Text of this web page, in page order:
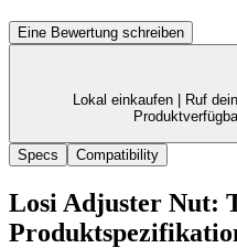
Eine Bewertung schreiben
Lokal einkaufen |
Ruf
Specs Compatibility
Losi Adjuster Nut: